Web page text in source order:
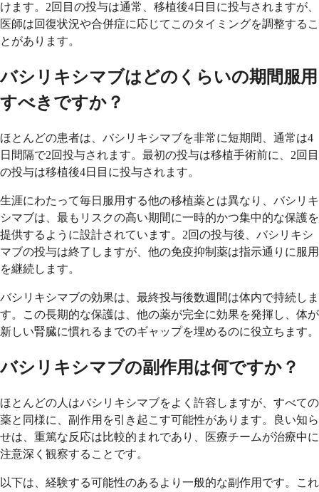
けます。2回目の投与は通常、移植後4日目に投与されますが、
医師は回復状況や合併症に応じてこのタイミングを調整するこ
とがあります。
バシリキシマブはどのくらいの期間服用
すべきですか？
ほとんどの患者は、バシリキシマブを非常に短期間、通常は4
日間隔で2回投与されます。最初の投与は移植手術前に、2回目
の投与は移植後4日目に投与されます。
生涯にわたって毎日服用する他の移植薬とは異なり、バシリキ
シマブは、最もリスクの高い期間に一時的かつ集中的な保護を
提供するように設計されています。2回の投与後、バシリキシ
マブの投与は終了しますが、他の免疫抑制薬は指示通りに服用
を継続します。
バシリキシマブの効果は、最終投与後数週間は体内で持続しま
す。この長期的な保護は、他の薬が完全に効果を発揮し、体が
新しい腎臓に慣れるまでのギャップを埋めるのに役立ちます。
バシリキシマブの副作用は何ですか？
ほとんどの人はバシリキシマブをよく許容しますが、すべての
薬と同様に、副作用を引き起こす可能性があります。良い知ら
せは、重篤な反応は比較的まれであり、医療チームが治療中に
注意深く観察することです。
以下は、経験する可能性のあるより一般的な副作用です。これ